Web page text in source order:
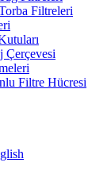
Filtreleri
Çerçevesi
Filtre Hücresi